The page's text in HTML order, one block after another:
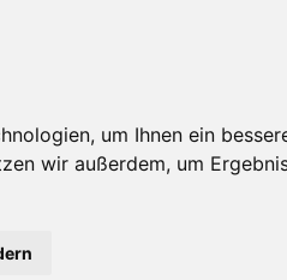
um Ihnen ein
wir außerdem, um